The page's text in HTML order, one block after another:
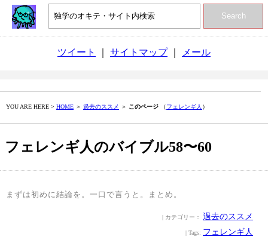
Search
ツイート サイトマップ｜ メール
YOU ARE HERE > HOME ＞ 過去のススメ ＞ このページ （フェレンギ人 ）
フェレンギ人のバイブル58〜60
まずは初めに結論を。一口で言うと。まとめ。
| カテゴリー： 過去のススメ
| Tags: フェレンギ人